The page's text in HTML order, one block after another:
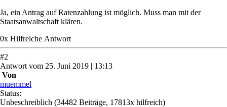
Ja, ein Antrag auf Ratenzahlung ist möglich. Muss man mit der
Staatsanwaltschaft klären.
0x Hilfreiche Antwort
#2
Antwort vom 25. Juni 2019 | 13:13
Von
muemmel
Status:
Unbeschreiblich (34482 Beiträge, 17813x hilfreich)